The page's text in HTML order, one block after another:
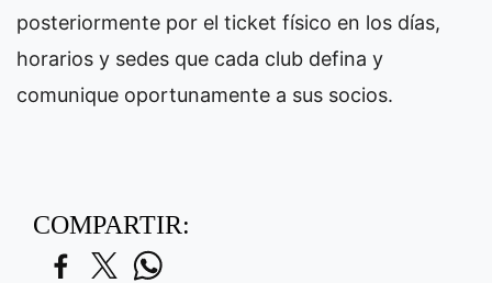
posteriormente por el ticket físico en los días,
horarios y sedes que cada club defina y
comunique oportunamente a sus socios.
COMPARTIR: